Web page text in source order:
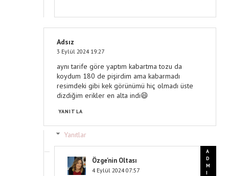
Adsız
3 Eylül 2024 19:27
aynı tarife göre yaptım kabartma tozu da
koydum 180 de pişirdim ama kabarmadı
resimdeki gibi kek görünümü hiç olmadı üste
dizdiğim erikler en alta indi😄
YANITLA
Yanıtlar
Özge'nin Oltası
4 Eylül 2024 07:57